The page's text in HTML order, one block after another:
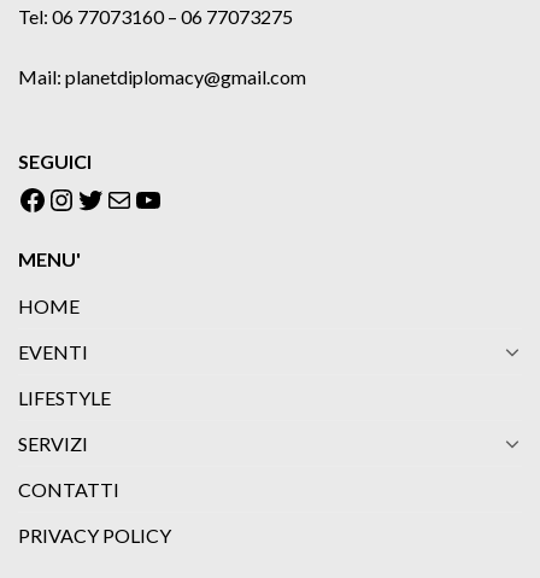
Tel: 06 77073160 – 06 77073275
Mail: planetdiplomacy@gmail.com
SEGUICI
Facebook
Instagram
Twitter
EmailYouTube
MENU'
HOME
EVENTI
LIFESTYLE
SERVIZI
CONTATTI
PRIVACY POLICY